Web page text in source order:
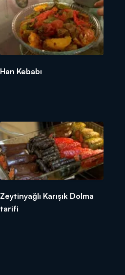
Han Kebabı
Zeytinyağlı Karışık Dolma
tarifi